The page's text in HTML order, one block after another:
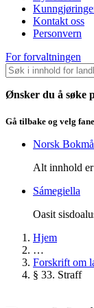
Kontakt oss
Personvern
For forvaltningen
Ønsker du å søke
Gå tilbake og velg
Norsk
Alt innhold
Sámegiella
Oasit
Hjem
…
Forskrift om
§ 33. Straff